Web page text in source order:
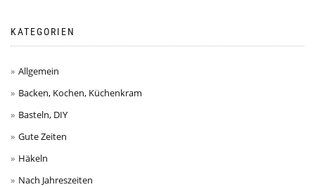
KATEGORIEN
Allgemein
Backen, Kochen, Küchenkram
Basteln, DIY
Gute Zeiten
Häkeln
Nach Jahreszeiten